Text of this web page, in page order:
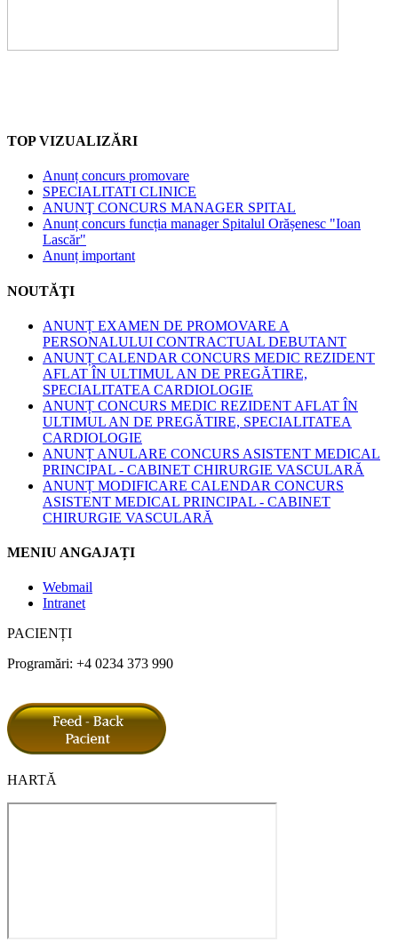
TOP VIZUALIZĂRI
Anunț concurs promovare
SPECIALITATI CLINICE
ANUNŢ CONCURS MANAGER SPITAL
Anunț concurs funcția manager Spitalul Orășenesc "Ioan
Lascăr"
Anunț important
NOUTĂŢI
ANUNȚ EXAMEN DE PROMOVARE A
PERSONALULUI CONTRACTUAL DEBUTANT
ANUNȚ CALENDAR CONCURS MEDIC REZIDENT
AFLAT ÎN ULTIMUL AN DE PREGĂTIRE,
SPECIALITATEA CARDIOLOGIE
ANUNȚ CONCURS MEDIC REZIDENT AFLAT ÎN
ULTIMUL AN DE PREGĂTIRE, SPECIALITATEA
CARDIOLOGIE
ANUNȚ ANULARE CONCURS ASISTENT MEDICAL
PRINCIPAL - CABINET CHIRURGIE VASCULARĂ
ANUNȚ MODIFICARE CALENDAR CONCURS
ASISTENT MEDICAL PRINCIPAL - CABINET
CHIRURGIE VASCULARĂ
MENIU ANGAJAȚI
Webmail
Intranet
PACIENȚI
Programări: +4 0234 373 990
HARTĂ